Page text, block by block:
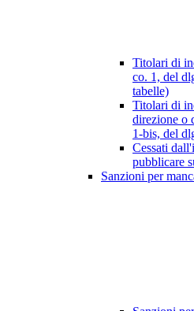
Titolari di
co. 1, del
tabelle)
Titolari di
direzione o
1-bis, del
Cessati
pubblicare
Sanzioni per